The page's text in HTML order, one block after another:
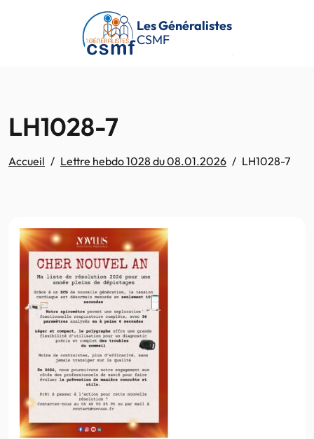
Passer au contenu principal
Les Généralistes
CSMF
LH1028-7
Accueil Lettre hebdo 1028 du 08.01.2026 LH1028-7